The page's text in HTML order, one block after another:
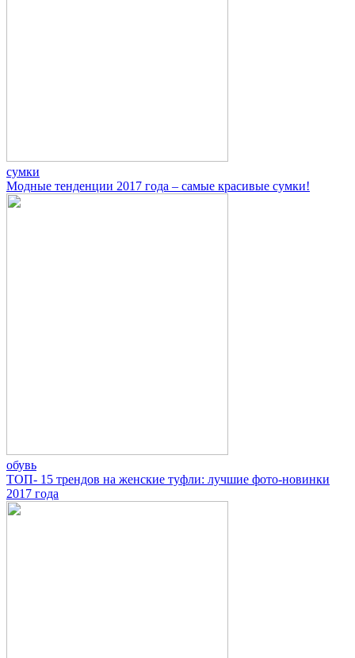
сумки
Модные тенденции 2017 года – самые красивые сумки!
обувь
ТОП- 15 трендов на женские туфли: лучшие фото-новинки
2017 года